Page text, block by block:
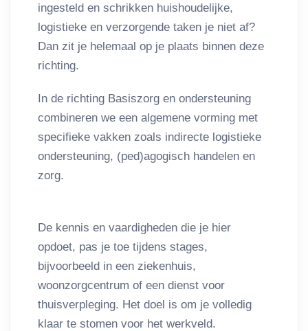
ingesteld en schrikken huishoudelijke,
logistieke en verzorgende taken je niet af?
Dan zit je helemaal op je plaats binnen deze
richting.
In de richting Basiszorg en ondersteuning
combineren we een algemene vorming met
specifieke vakken zoals indirecte logistieke
ondersteuning, (ped)agogisch handelen en
zorg.
De kennis en vaardigheden die je hier
opdoet, pas je toe tijdens stages,
bijvoorbeeld in een ziekenhuis,
woonzorgcentrum of een dienst voor
thuisverpleging. Het doel is om je volledig
klaar te stomen voor het werkveld.